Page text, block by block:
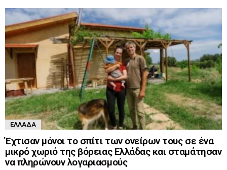
ΕΛΛΆΔΑ
Έχτισαν μόνοι το σπίτι των ονείρων τους σε ένα
μικρό χωριό της βόρειας Ελλάδας και σταμάτησαν
να πληρώνουν λογαριασμούς